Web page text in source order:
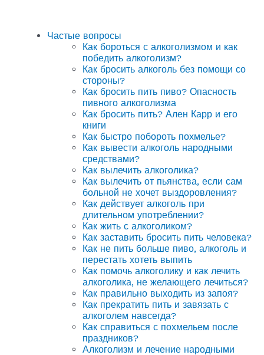
Частые вопросы
Как бороться с алкоголизмом и как
победить алкоголизм?
Как бросить алкоголь без помощи со
стороны?
Как бросить пить пиво? Опасность
пивного алкоголизма
Как бросить пить? Ален Карр и его
книги
Как быстро побороть похмелье?
Как вывести алкоголь народными
средствами?
Как вылечить алкоголика?
Как вылечить от пьянства, если сам
больной не хочет выздоровления?
Как действует алкоголь при
длительном употреблении?
Как жить с алкоголиком?
Как заставить бросить пить человека?
Как не пить больше пиво, алкоголь и
перестать хотеть выпить
Как помочь алкоголику и как лечить
алкоголика, не желающего лечиться?
Как правильно выходить из запоя?
Как прекратить пить и завязать с
алкоголем навсегда?
Как справиться с похмельем после
праздников?
Алкоголизм и лечение народными